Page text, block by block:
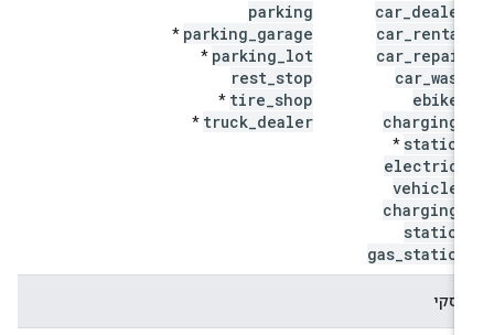
car_dealer
car_rental
car_repair
car_
ebike
charging
station
*
electric
vehicle
charging
station
gas_station
parking
parking_garage
*
parking_lot
*
rest_stop
tire_shop
*
truck_dealer
*